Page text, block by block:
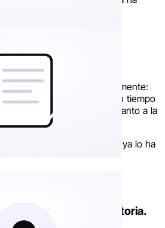
todo está listo.
PDF generado automáticamente:
marca de tiempo, posición en tiempo
Listo para entregar tanto a la
seguro.
qué hacer. El Pro Max ya lo ha
Cada zona. Toda la historia.